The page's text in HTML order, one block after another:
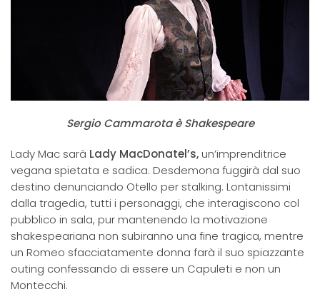
Sergio Cammarota è Shakespeare
Lady Mac sarà Lady MacDonatel’s,un’imprenditrice
vegana spietata e sadica. Desdemona fuggirà dal suo
destino denunciando Otello per stalking. Lontanissimi
dalla tragedia, tutti i personaggi, che interagiscono col
pubblico in sala, pur mantenendo la motivazione
shakespeariana non subiranno una fine tragica, mentre
un Romeo sfacciatamente donna farà il suo spiazzante
outing confessando di essere un Capuleti e non un
Montecchi.